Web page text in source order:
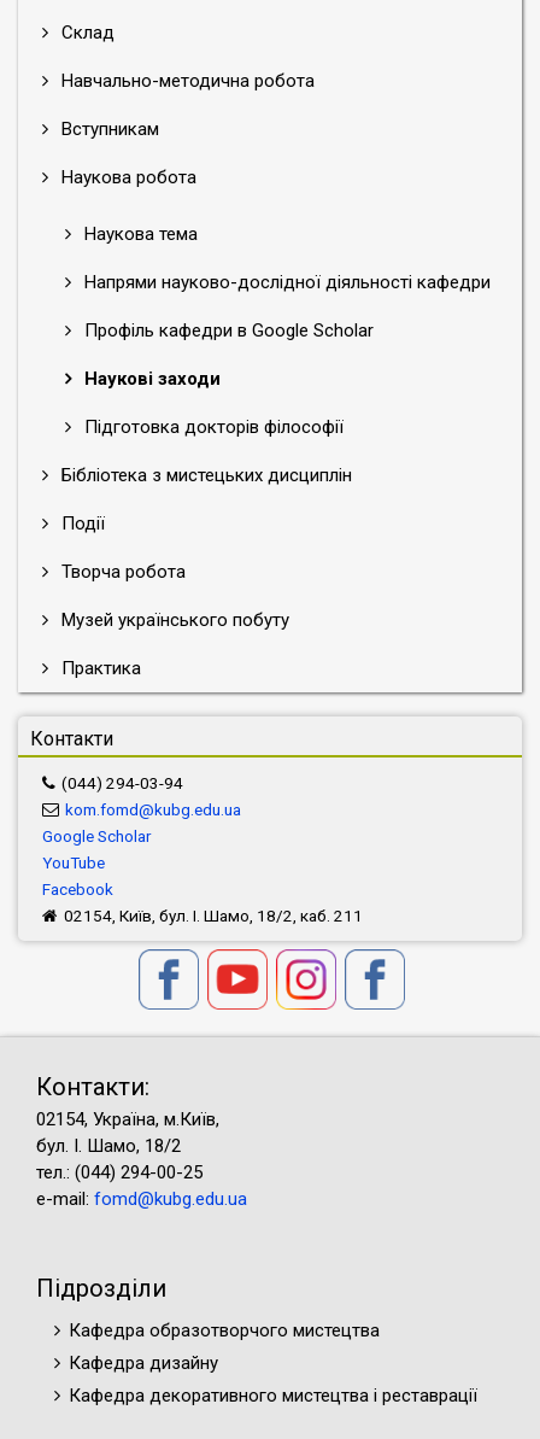
Склад
Навчально-методична робота
Вступникам
Наукова робота
Наукова тема
Напрями науково-дослідної діяльності кафедри
Профіль кафедри в Google Scholar
Наукові заходи
Підготовка докторів філософії
Бібліотека з мистецьких дисциплін
Події
Творча робота
Музей українського побуту
Практика
Контакти
(044) 294-03-94
kom.fomd@kubg.edu.ua
Google Scholar
YouTube
Facebook
02154, Київ, бул. І. Шамо, 18/2, каб. 211
Контакти:
02154, Україна, м.Київ,
бул. І. Шамо, 18/2
тел.: (044) 294-00-25
e-mail: fomd@kubg.edu.ua
Підрозділи
Кафедра образотворчого мистецтва
Кафедра дизайну
Кафедра декоративного мистецтва і реставрації